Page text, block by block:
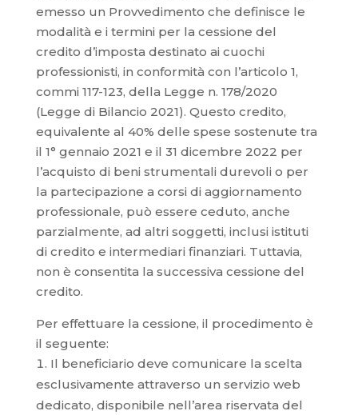
emesso un Provvedimento che definisce le
modalità e i termini per la cessione del
credito d’imposta destinato ai cuochi
professionisti, in conformità con l’articolo 1,
commi 117-123, della Legge n. 178/2020
(Legge di Bilancio 2021). Questo credito,
equivalente al 40% delle spese sostenute tra
il 1° gennaio 2021 e il 31 dicembre 2022 per
l’acquisto di beni strumentali durevoli o per
la partecipazione a corsi di aggiornamento
professionale, può essere ceduto, anche
parzialmente, ad altri soggetti, inclusi istituti
di credito e intermediari finanziari. Tuttavia,
non è consentita la successiva cessione del
credito.
Per effettuare la cessione, il procedimento è
il seguente:
Il beneficiario deve comunicare la scelta
esclusivamente attraverso un servizio web
dedicato, disponibile nell’area riservata del